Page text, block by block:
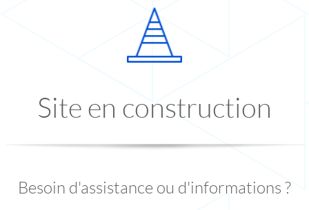
Site en construction
Besoin d'assistance ou d'informations ?